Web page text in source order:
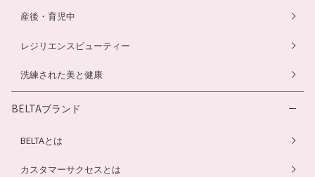
産後・育児中
レジリエンスビューティー
洗練された美と健康
BELTAブランド
BELTAとは
カスタマーサクセスとは